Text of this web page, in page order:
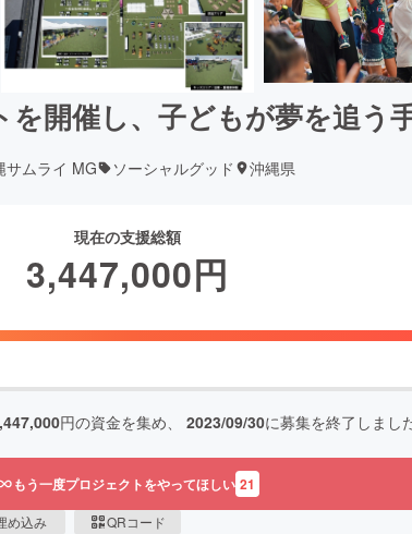
開催し、子どもが夢を追う
サムライ MG ソーシャルグッド 沖縄県
現在の支援総額
3,447,000円
円の資金を集め、 2023/09/30に募集を終了しまし
もう一度プロジェクトをやってほしい 21
め込み QRコード